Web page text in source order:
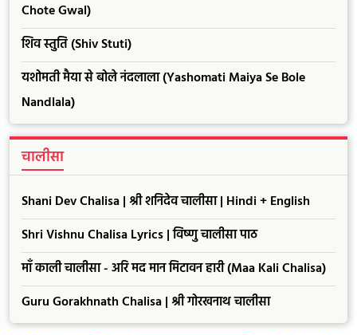
Chote Gwal)
शिव स्तुति (Shiv Stuti)
यशोमती मैया से बोले नंदलाला (Yashomati Maiya Se Bole
Nandlala)
चालीसा
Shani Dev Chalisa | श्री शनिदेव चालीसा | Hindi + English
Shri Vishnu Chalisa Lyrics | विष्णु चालीसा पाठ
माँ काली चालीसा - अरि मद मान मिटावन हारी (Maa Kali Chalisa)
Guru Gorakhnath Chalisa | श्री गोरखनाथ चालीसा